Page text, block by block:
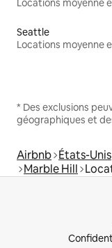
Seattle
* Des exclusions
géographiques et
Airbnb États-Unis
Marble Hill